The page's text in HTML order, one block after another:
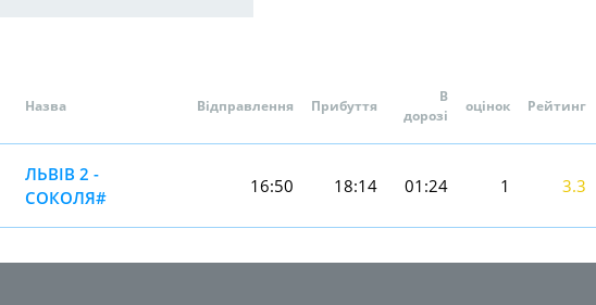
Назва Відправлення Прибуття
В
дорозі
оцінок Рейтинг
ЛЬВІВ 2 -
СОКОЛЯ#
16:50 18:14 01:24 1 3.3